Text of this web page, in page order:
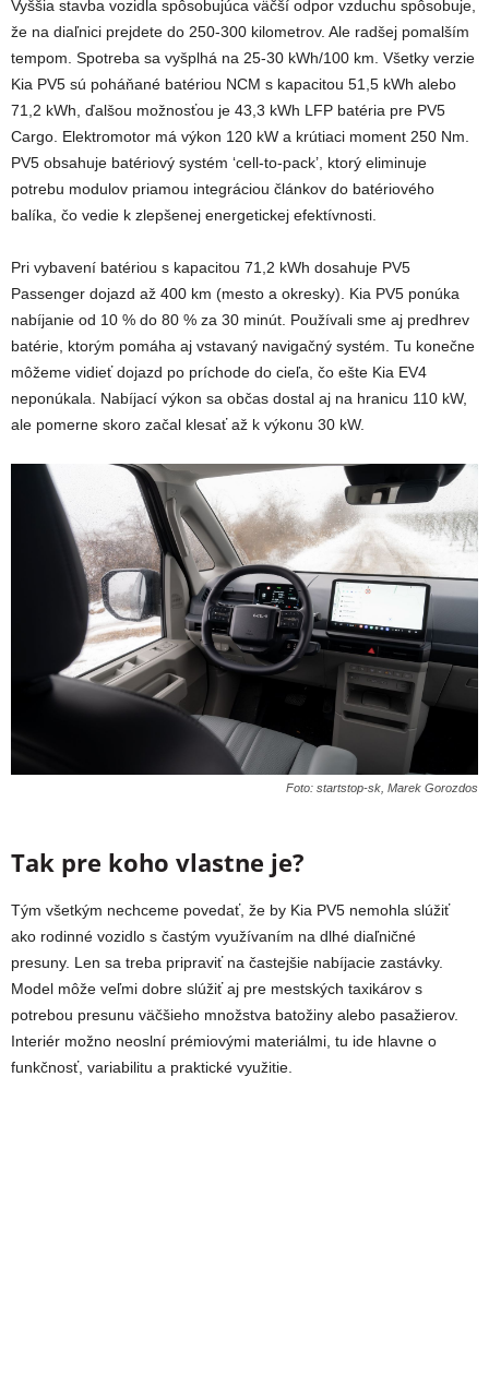
Vyššia stavba vozidla spôsobujúca väčší odpor vzduchu spôsobuje,
že na diaľnici prejdete do 250-300 kilometrov. Ale radšej pomalším
tempom. Spotreba sa vyšplhá na 25-30 kWh/100 km. Všetky verzie
Kia PV5 sú poháňané batériou NCM s kapacitou 51,5 kWh alebo
71,2 kWh, ďalšou možnosťou je 43,3 kWh LFP batéria pre PV5
Cargo. Elektromotor má výkon 120 kW a krútiaci moment 250 Nm.
PV5 obsahuje batériový systém ‘cell-to-pack’, ktorý eliminuje
potrebu modulov priamou integráciou článkov do batériového
balíka, čo vedie k zlepšenej energetickej efektívnosti.
Pri vybavení batériou s kapacitou 71,2 kWh dosahuje PV5
Passenger dojazd až 400 km (mesto a okresky). Kia PV5 ponúka
nabíjanie od 10 % do 80 % za 30 minút. Používali sme aj predhrev
batérie, ktorým pomáha aj vstavaný navigačný systém. Tu konečne
môžeme vidieť dojazd po príchode do cieľa, čo ešte Kia EV4
neponúkala. Nabíjací výkon sa občas dostal aj na hranicu 110 kW,
ale pomerne skoro začal klesať až k výkonu 30 kW.
Foto: startstop-sk, Marek Gorozdos
Tak pre koho vlastne je?
Tým všetkým nechceme povedať, že by Kia PV5 nemohla slúžiť
ako rodinné vozidlo s častým využívaním na dlhé diaľničné
presuny. Len sa treba pripraviť na častejšie nabíjacie zastávky.
Model môže veľmi dobre slúžiť aj pre mestských taxikárov s
potrebou presunu väčšieho množstva batožiny alebo pasažierov.
Interiér možno neoslní prémiovými materiálmi, tu ide hlavne o
funkčnosť, variabilitu a praktické využitie.